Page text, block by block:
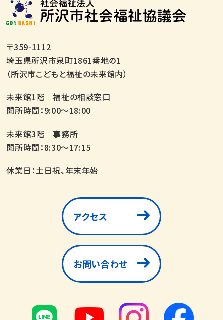
〒359-1112
埼玉県所沢市泉町1861番地の1
（所沢市こどもと福祉の未来館内）
未来館1階 福祉の相談窓口
開所時間：9:00～18:00
未来館3階 事務所
開所時間：8:30～17:15
休業日：土日祝、年末年始
アクセス
お問い合わせ